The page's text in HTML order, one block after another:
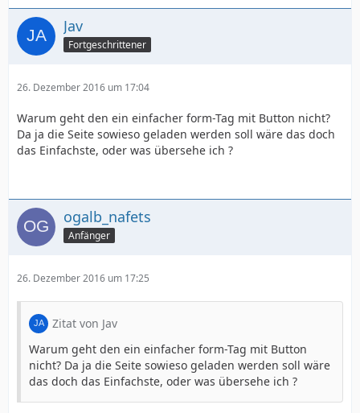
Jav
Fortgeschrittener
26. Dezember 2016 um 17:04
Warum geht den ein einfacher form-Tag mit Button nicht?
Da ja die Seite sowieso geladen werden soll wäre das doch
das Einfachste, oder was übersehe ich ?
ogalb_nafets
Anfänger
26. Dezember 2016 um 17:25
Zitat von Jav
Warum geht den ein einfacher form-Tag mit Button
nicht? Da ja die Seite sowieso geladen werden soll wäre
das doch das Einfachste, oder was übersehe ich ?